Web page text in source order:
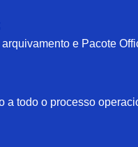
e Pacote
a todo o processo